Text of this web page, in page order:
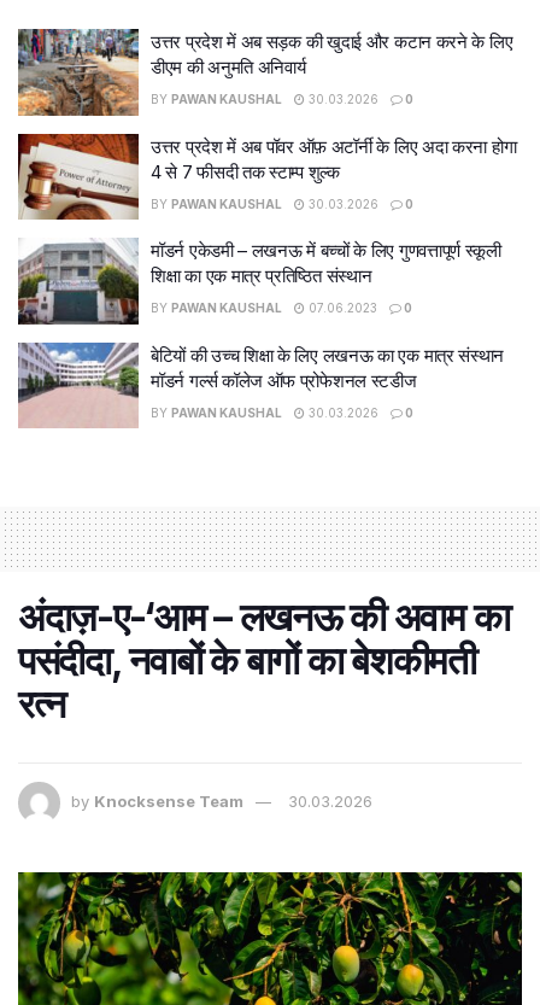
उत्तर प्रदेश में अब सड़क की खुदाई और कटान करने के लिए
डीएम की अनुमति अनिवार्य
BY PAWAN KAUSHAL 30.03.2026 0
उत्तर प्रदेश में अब पॉवर ऑफ़ अटॉर्नी के लिए अदा करना होगा
4 से 7 फीसदी तक स्टाम्प शुल्क
BY PAWAN KAUSHAL 30.03.2026 0
मॉडर्न एकेडमी – लखनऊ में बच्चों के लिए गुणवत्तापूर्ण स्कूली
शिक्षा का एक मात्र प्रतिष्ठित संस्थान
BY PAWAN KAUSHAL 07.06.2023 0
बेटियों की उच्च शिक्षा के लिए लखनऊ का एक मात्र संस्थान
मॉडर्न गर्ल्स कॉलेज ऑफ प्रोफेशनल स्टडीज
BY PAWAN KAUSHAL 30.03.2026 0
अंदाज़-ए-‘आम – लखनऊ की अवाम का
पसंदीदा, नवाबों के बागों का बेशकीमती
रत्न
by Knocksense Team 30.03.2026